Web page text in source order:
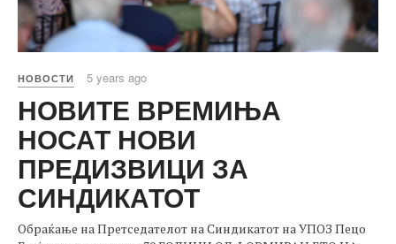
НОВОСТИ 5 years ago
НОВИТЕ ВРЕМИЊА
НОСАТ НОВИ
ПРЕДИЗВИЦИ ЗА
СИНДИКАТОТ
Обраќање на Претседателот на Синдикатот на УПОЗ Пецо